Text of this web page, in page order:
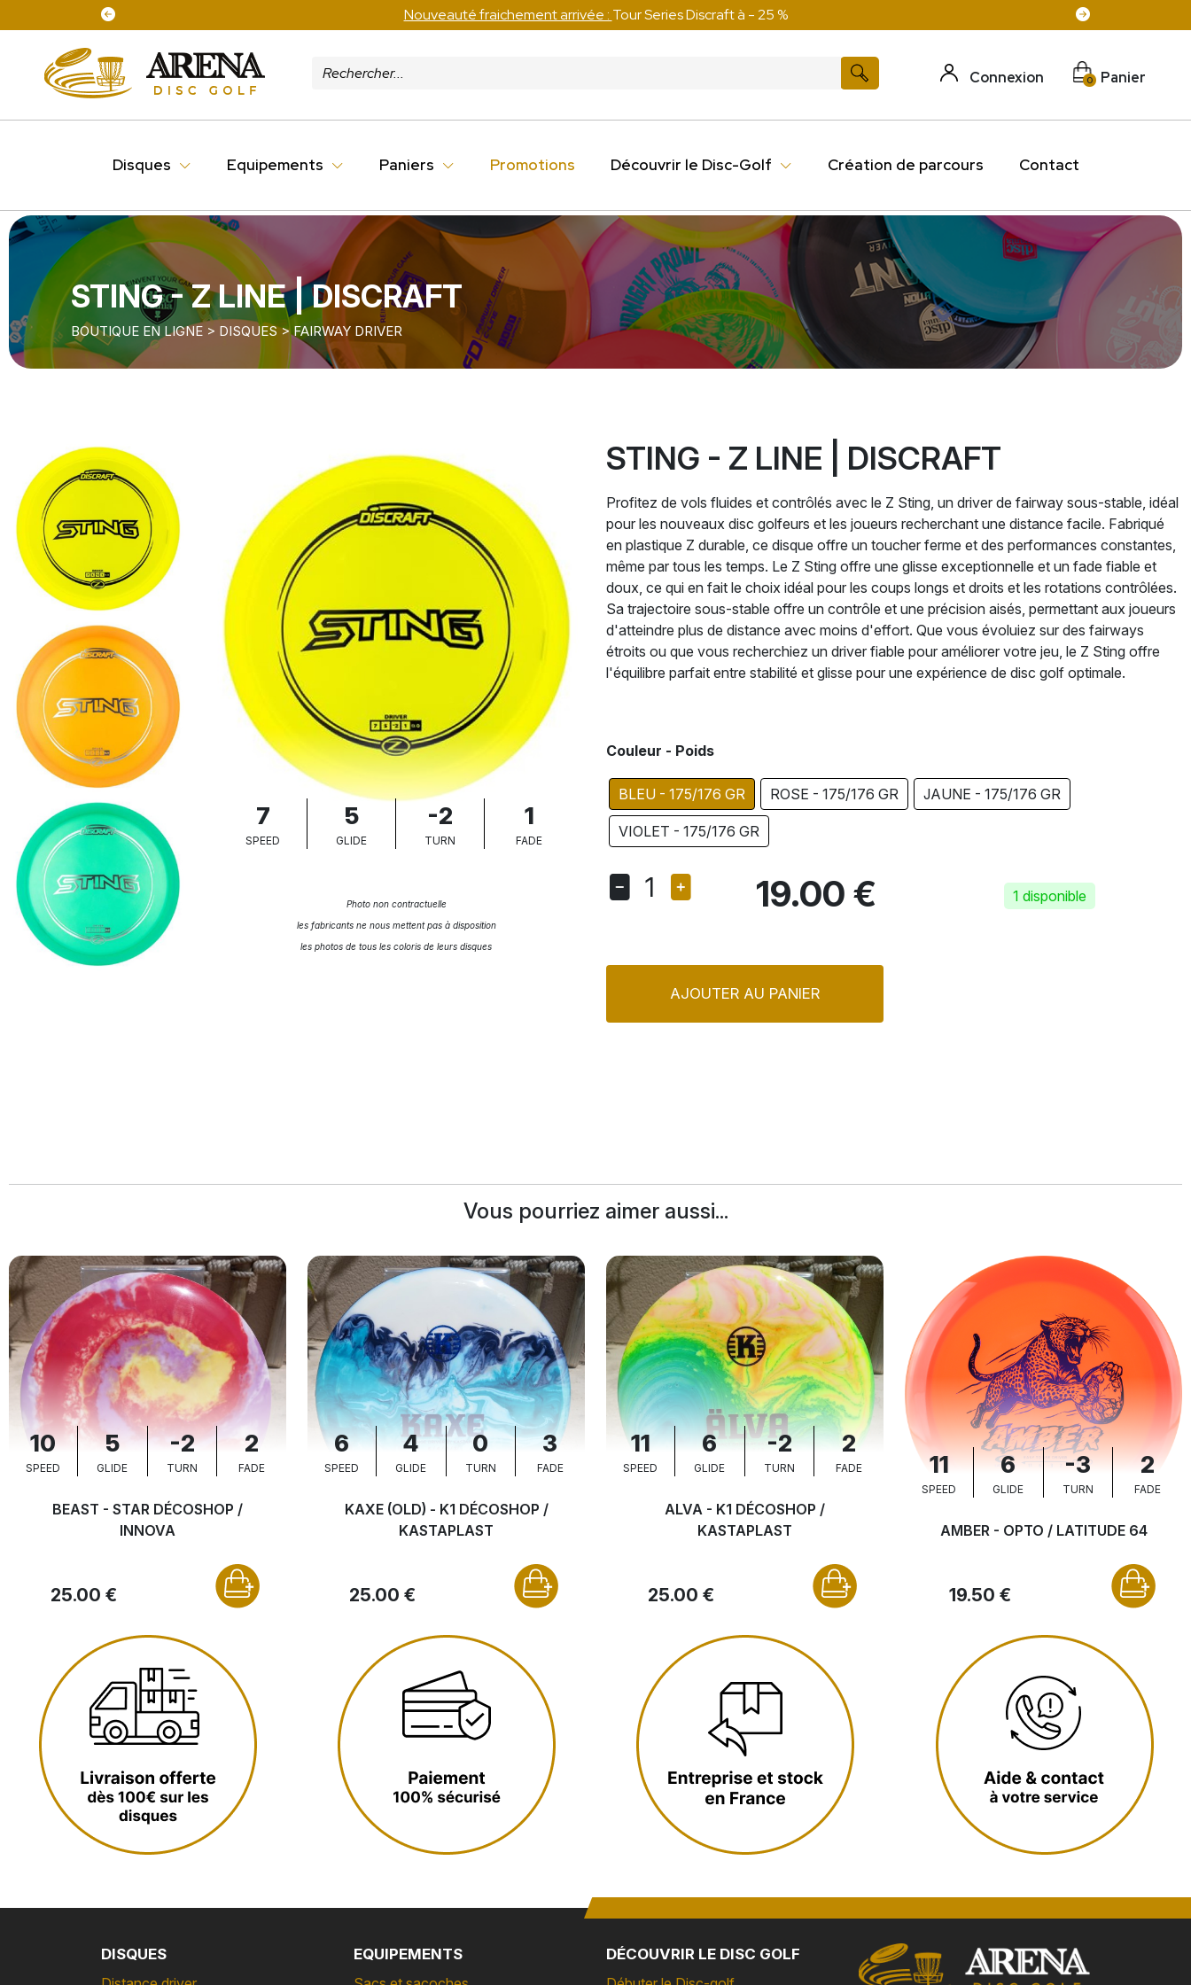
Nouveauté fraichement arrivée : Tour Series Discraft à - 25 %
Connexion 0 Panier
Disques Equipements Paniers Promotions Découvrir le Disc-Golf Création de parcours Contact
STING - Z LINE | DISCRAFT
BOUTIQUE EN LIGNE > DISQUES>FAIRWAY DRIVER
7
SPEED
5
GLIDE
-2
TURN
1
FADE
Photo non contractuelle
les fabricants ne nous mettent pas à disposition
les photos de tous les coloris de leurs disques
STING - Z LINE | DISCRAFT
Profitez de vols fluides et contrôlés avec le Z Sting, un driver de fairway sous-stable, idéal
pour les nouveaux disc golfeurs et les joueurs recherchant une distance facile. Fabriqué
en plastique Z durable, ce disque offre un toucher ferme et des performances constantes,
même par tous les temps. Le Z Sting offre une glisse exceptionnelle et un fade fiable et
doux, ce qui en fait le choix idéal pour les coups longs et droits et les rotations contrôlées.
Sa trajectoire sous-stable offre un contrôle et une précision aisés, permettant aux joueurs
d'atteindre plus de distance avec moins d'effort. Que vous évoluiez sur des fairways
étroits ou que vous recherchiez un driver fiable pour améliorer votre jeu, le Z Sting offre
l'équilibre parfait entre stabilité et glisse pour une expérience de disc golf optimale.
Couleur - Poids
BLEU - 175/176 GR ROSE - 175/176 GR JAUNE - 175/176 GR
VIOLET - 175/176 GR
1 19.00 € 1 disponible
AJOUTER AU PANIER
Vous pourriez aimer aussi...
10
SPEED
5
GLIDE
-2
TURN
2
FADE
BEAST - STAR DÉCOSHOP /
INNOVA
25.00 €
6
SPEED
4
GLIDE
0
TURN
3
FADE
KAXE (OLD) - K1 DÉCOSHOP /
KASTAPLAST
25.00 €
11
SPEED
6
GLIDE
-2
TURN
2
FADE
ALVA - K1 DÉCOSHOP /
KASTAPLAST
25.00 €
11
SPEED
6
GLIDE
-3
TURN
2
FADE
AMBER - OPTO / LATITUDE 64
19.50 €
DISQUES
EQUIPEMENTS
DÉCOUVRIR LE DISC GOLF